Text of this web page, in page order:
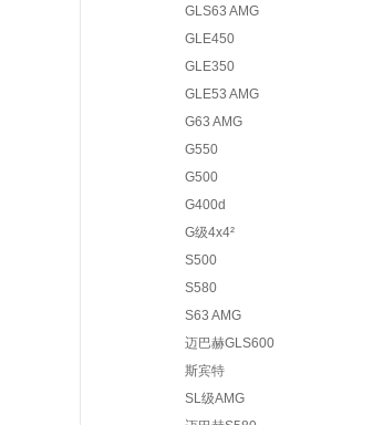
GLS63 AMG
GLE450
GLE350
GLE53 AMG
G63 AMG
G550
G500
G400d
G级4x4²
S500
S580
S63 AMG
迈巴赫GLS600
斯宾特
SL级AMG